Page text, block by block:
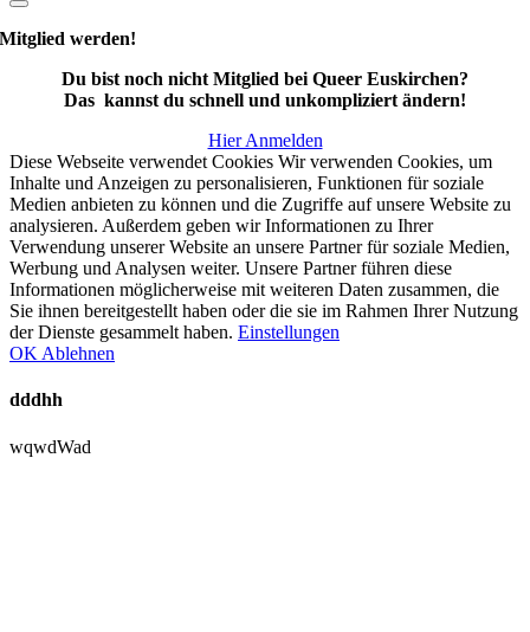
Mitglied werden!
Du bist noch nicht Mitglied bei Queer Euskirchen?
Das kannst du schnell und unkompliziert ändern!
Hier Anmelden
Diese Webseite verwendet Cookies Wir verwenden Cookies, um
Inhalte und Anzeigen zu personalisieren, Funktionen für soziale
Medien anbieten zu können und die Zugriffe auf unsere Website zu
analysieren. Außerdem geben wir Informationen zu Ihrer
Verwendung unserer Website an unsere Partner für soziale Medien,
Werbung und Analysen weiter. Unsere Partner führen diese
Informationen möglicherweise mit weiteren Daten zusammen, die
Sie ihnen bereitgestellt haben oder die sie im Rahmen Ihrer Nutzung
der Dienste gesammelt haben. Einstellungen
OK Ablehnen
dddhh
wqwdWad